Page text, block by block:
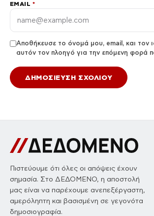
EMAIL *
Αποθήκευσε το όνομά μου, email, και τον
αυτόν τον πλοηγό για την επόμενη φορά
Πιστεύουμε ότι όλες οι απόψεις έχουν
σημασία. Στο ΔΕΔΟΜΕΝΟ, η αποστολή
μας είναι να παρέχουμε ανεπεξέργαστη,
αμερόληπτη και βασισμένη σε γεγονότα
δημοσιογραφία.